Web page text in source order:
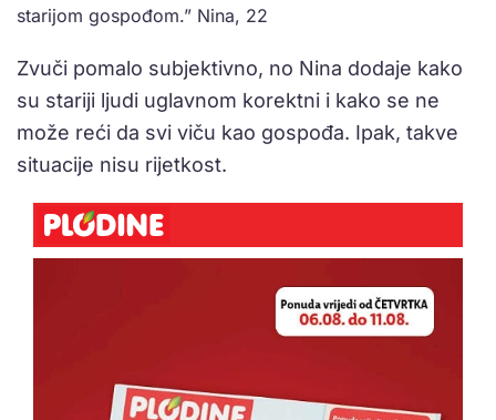
starijom gospođom.” Nina, 22
Zvuči pomalo subjektivno, no Nina dodaje kako
su stariji ljudi uglavnom korektni i kako se ne
može reći da svi viču kao gospođa. Ipak, takve
situacije nisu rijetkost.